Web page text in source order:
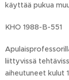
käyttää pukua
KHO 1988-B-551
liittyvissä
aiheutuneet kulut